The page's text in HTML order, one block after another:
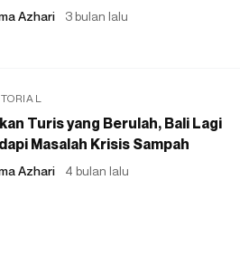
Azhari 3 bulan lalu
Turis yang Berulah, Bali Lagi
Masalah Krisis Sampah
Azhari 4 bulan lalu